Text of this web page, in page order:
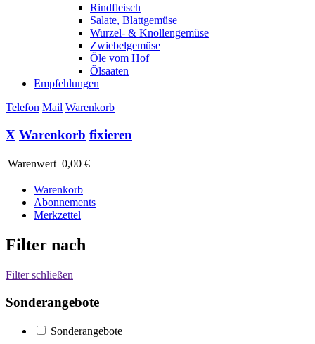
Rindfleisch
Salate, Blattgemüse
Wurzel- & Knollengemüse
Zwiebelgemüse
Öle vom Hof
Ölsaaten
Empfehlungen
Telefon Mail Warenkorb
X Warenkorb fixieren
Warenwert 0,00 €
Warenkorb
Abonnements
Merkzettel
Filter nach
Filter schließen
Sonderangebote
Sonderangebote